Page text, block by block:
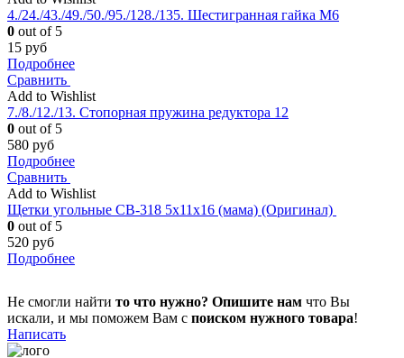
4./24./43./49./50./95./128./135. Шестигранная гайка М6
0 out of 5
15 руб
Подробнее
Сравнить
Add to Wishlist
7./8./12./13. Стопорная пружина редуктора 12
0 out of 5
580 руб
Подробнее
Сравнить
Add to Wishlist
Щетки угольные CB-318 5x11x16 (мама) (Оригинал)
0 out of 5
520 руб
Подробнее
Не смогли найти то что нужно? Опишите нам что Вы
искали, и мы поможем Вам с поиском нужного товара!
Написать